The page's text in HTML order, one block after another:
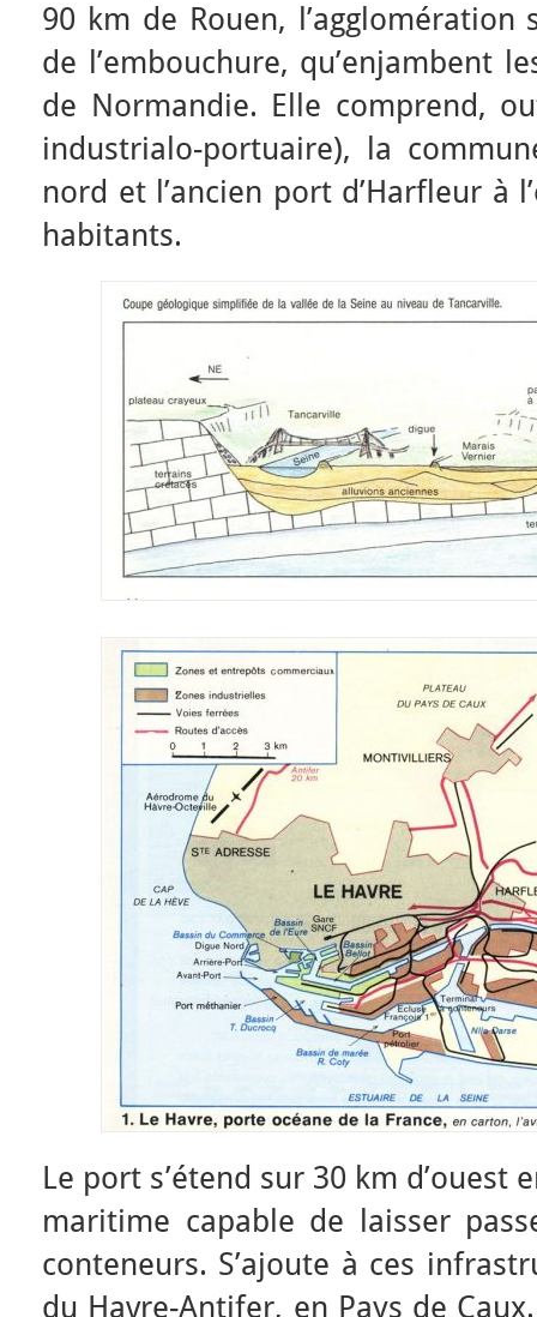
90 km de Rouen,
de l’embouchure, qu’enjambent
de Normandie. Elle comprend,
industrialo-portuaire), la
nord et l’ancien port d’Harfleur à
habitants.
Le port s’étend sur 30 km d’ouest
maritime capable de laisser
conteneurs. S’ajoute à ces
du Havre-Antifer, en Pays de